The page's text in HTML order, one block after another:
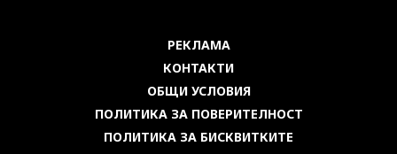
РЕКЛАМА
КОНТАКТИ
ОБЩИ УСЛОВИЯ
ПОЛИТИКА ЗА ПОВЕРИТЕЛНОСТ
ПОЛИТИКА ЗА БИСКВИТКИТЕ